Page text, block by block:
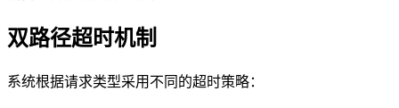
双路径超时机制
系统根据请求类型采用不同的超时策略：